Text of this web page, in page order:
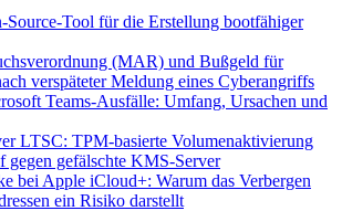
Source-Tool für die Erstellung bootfähiger
(MAR) und Bußgeld für
verspäteter Meldung eines Cyberangriffs
Teams-Ausfälle: Umfang, Ursachen und
LTSC: TPM-basierte Volumenaktivierung
gegen gefälschte KMS-Server
bei Apple iCloud+: Warum das Verbergen
ein Risiko darstellt